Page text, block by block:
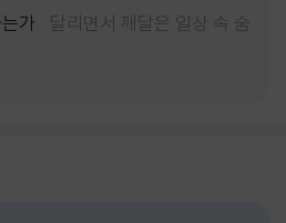
가
달리면서 깨달은 일상 속 숨